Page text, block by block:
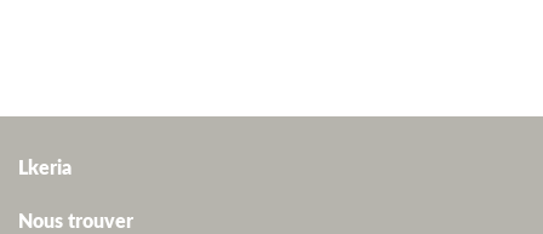
Lkeria
Nous trouver